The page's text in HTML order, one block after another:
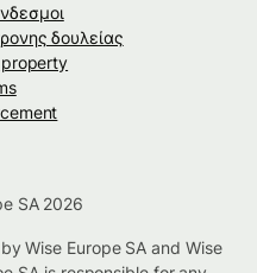
δουλείας
SA 2026
Wise Europe SA and Wise